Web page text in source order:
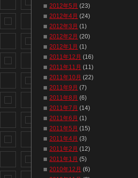
2012年5月 (23)
2012年4月 (24)
2012年3月 (1)
2012年2月 (20)
2012年1月 (1)
2011年12月 (16)
2011年11月 (11)
2011年10月 (22)
2011年9月 (7)
2011年8月 (6)
2011年7月 (14)
2011年6月 (1)
2011年5月 (15)
2011年4月 (3)
2011年2月 (12)
2011年1月 (5)
2010年12月 (6)